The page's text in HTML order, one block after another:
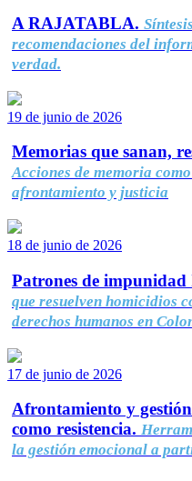
A RAJATABLA.
recomendaciones del
verdad.
19 de junio de 2026
Memorias que sanan,
Acciones de memoria
afrontamiento y justicia
18 de junio de 2026
Patrones de impunidad
que resuelven homicidios
derechos humanos en
17 de junio de 2026
Afrontamiento y
como resistencia.
la gestión emocional a